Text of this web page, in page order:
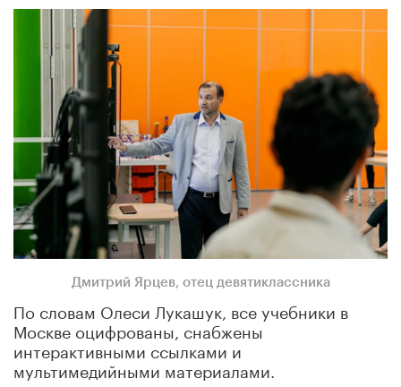
Дмитрий Ярцев, отец девятиклассника
По словам Олеси Лукашук, все учебники в
Москве оцифрованы, снабжены
интерактивными ссылками и
мультимедийными материалами.